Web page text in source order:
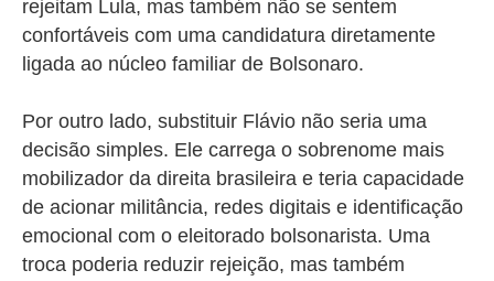
rejeitam Lula, mas também não se sentem
confortáveis com uma candidatura diretamente
ligada ao núcleo familiar de Bolsonaro.
Por outro lado, substituir Flávio não seria uma
decisão simples. Ele carrega o sobrenome mais
mobilizador da direita brasileira e teria capacidade
de acionar militância, redes digitais e identificação
emocional com o eleitorado bolsonarista. Uma
troca poderia reduzir rejeição, mas também